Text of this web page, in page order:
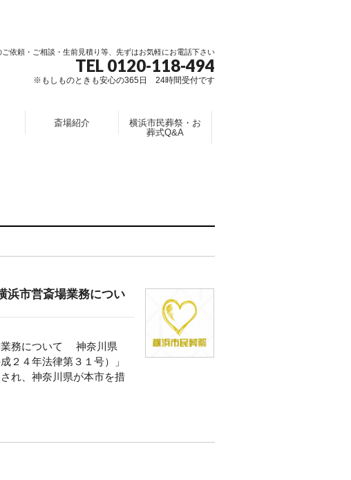
ご依頼・ご相談・生前見積り等、先ずはお気軽にお電話下さい
TEL 0120-118-494
※もしものときも安心の365日 24時間受付です
斎場紹介
横浜市民葬祭・お
葬式Q&A
浜市営斎場業務につい
業務について 神奈川県
２４年法律第３１号）」
れ、神奈川県が本市を措